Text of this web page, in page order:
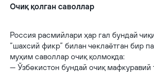
Очиқ қолган саволлар
Россия расмийлари ҳар гал бундай
“шахсий фикр” билан чеклаётган бир
муҳим саволлар очиқ қолмоқда:
— Ўзбекистон бундай очиқ мафкуравий